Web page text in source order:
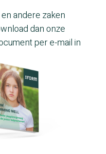
andere zaken
dan onze
per e-mail in